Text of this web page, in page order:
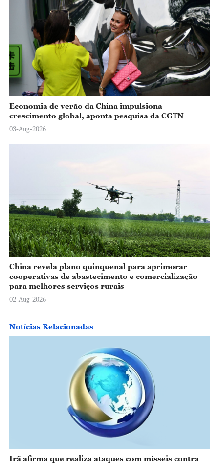
Economia de verão da China impulsiona
crescimento global, aponta pesquisa da CGTN
03-Aug-2026
China revela plano quinquenal para aprimorar
cooperativas de abastecimento e comercialização
para melhores serviços rurais
02-Aug-2026
Notícias Relacionadas
Irã afirma que realiza ataques com mísseis contra